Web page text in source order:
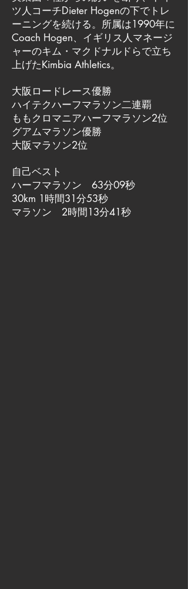
ツ人コーチDieter Hogenの下でトレ
ーニングを続ける。所属は1990年に
Coach Hogen、イギリス人マネージ
ャーのキム・マクドナルドらで立ち
上げたKimbia Athletics。
大阪ロードレース優勝
ハイテクハーフマラソン二連覇
ももクロマニアハーフマラソン2位
グアムマラソン優勝
大阪マラソン2位
自己ベスト
ハーフマラソン 63分09秒
30km 1時間31分53秒
マラソン 2時間13分41秒